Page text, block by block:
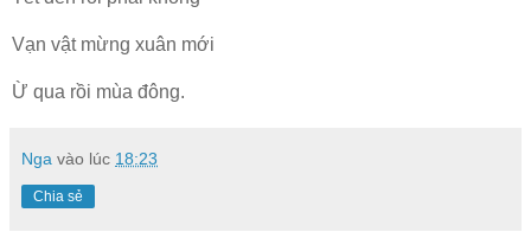
Vạn vật mừng xuân mới
Ừ qua rồi mùa đông.
Nga vào lúc 18:23
Chia sẻ